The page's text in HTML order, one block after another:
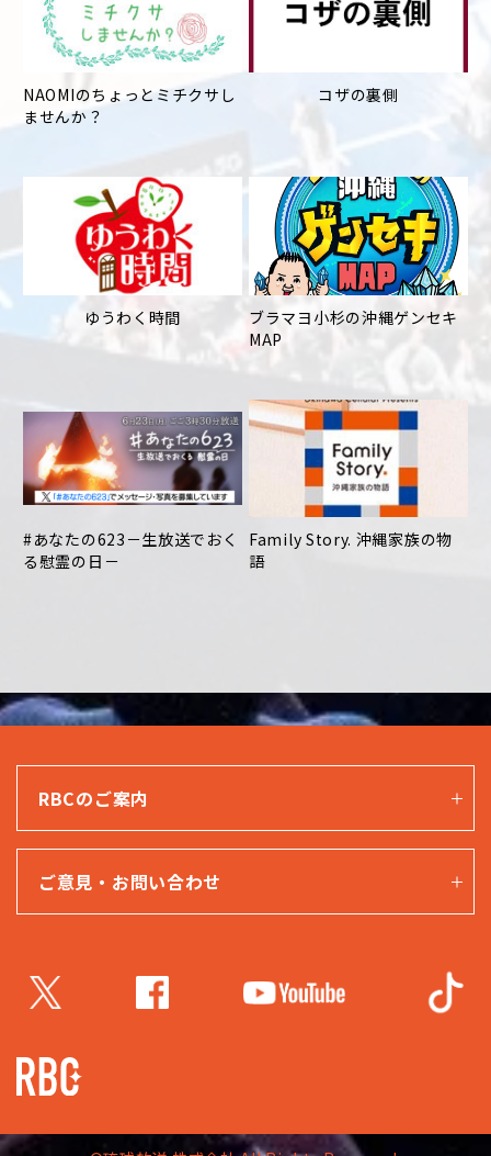
NAOMIのちょっとミチクサし
ませんか？
コザの裏側
ゆうわく時間
ブラマヨ小杉の沖縄ゲンセキ
MAP
#あなたの623－生放送でおく
る慰霊の日－
Family Story. 沖縄家族の物
語
RBCのご案内
ご意見・お問い合わせ